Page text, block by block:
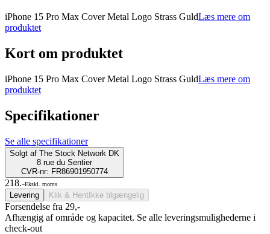
iPhone 15 Pro Max Cover Metal Logo Strass GuldLæs mere om
produktet
Kort om produktet
iPhone 15 Pro Max Cover Metal Logo Strass GuldLæs mere om
produktet
Specifikationer
Se alle specifikationer
Solgt af The Stock Network DK
8 rue du Sentier
CVR-nr: FR86901950774
218.-Ekskl. moms
Levering Klik & Hent Ikke tilgængelig
Forsendelse fra 29,-
Afhængig af område og kapacitet. Se alle leveringsmulighederne i
check-out